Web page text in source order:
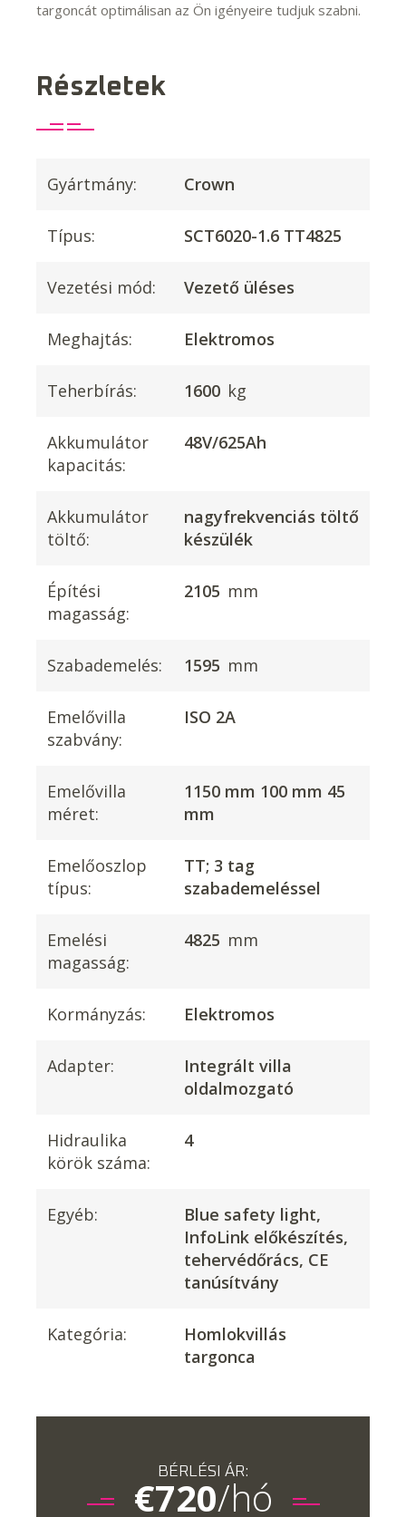
targoncát optimálisan az Ön igényeire tudjuk szabni.
Részletek
Gyártmány: Crown
Típus: SCT6020-1.6 TT4825
Vezetési mód: Vezető üléses
Meghajtás: Elektromos
Teherbírás: 1600 kg
Akkumulátor
kapacitás:
48V/625Ah
Akkumulátor
töltő:
nagyfrekvenciás töltő
készülék
Építési
magasság:
2105 mm
Szabademelés: 1595 mm
Emelővilla
szabvány:
ISO 2A
Emelővilla
méret:
1150 mm 100 mm 45
mm
Emelőoszlop
típus:
TT; 3 tag
szabademeléssel
Emelési
magasság:
4825 mm
Kormányzás: Elektromos
Adapter:
Integrált villa
oldalmozgató
Hidraulika
körök száma:
4
Egyéb:
Blue safety light,
InfoLink előkészítés,
tehervédőrács, CE
tanúsítvány
Kategória:
Homlokvillás
targonca
BÉRLÉSI ÁR:
€720/hó